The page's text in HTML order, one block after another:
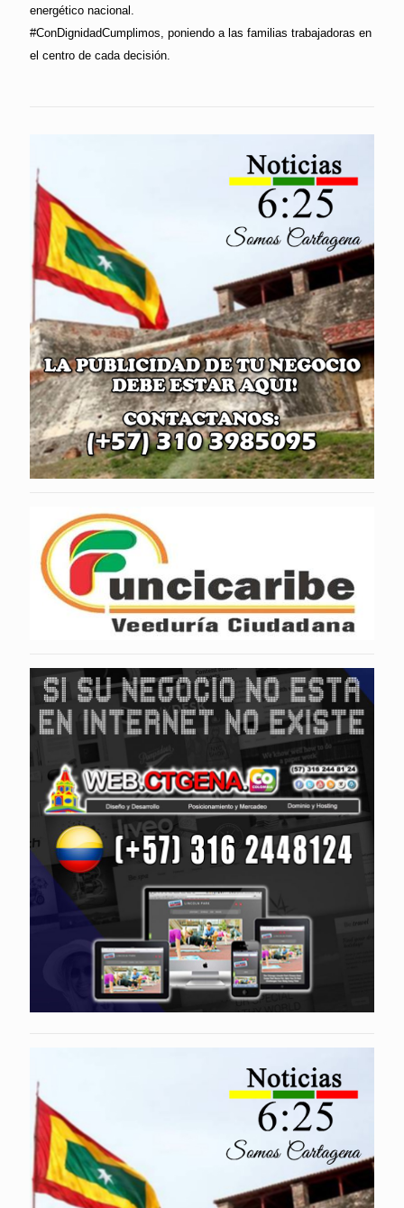
energético nacional.
#ConDignidadCumplimos, poniendo a las familias trabajadoras en
el centro de cada decisión.